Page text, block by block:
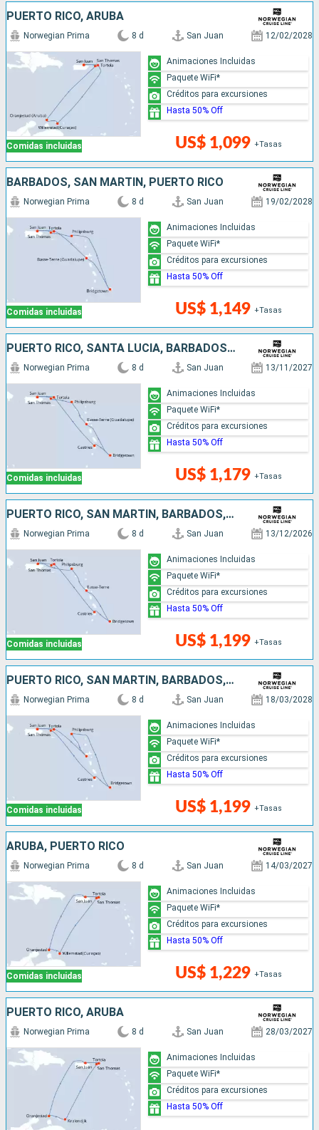
PUERTO RICO, ARUBA
Comidas incluidas
Norwegian Prima 8 d San Juan 12/02/2028
US$ 1,099 +Tasas
Animaciones Incluidas
Paquete WiFi*
Créditos para excursiones
Hasta 50% Off
BARBADOS, SAN MARTÍN, PUERTO RICO
Comidas incluidas
Norwegian Prima 8 d San Juan 19/02/2028
US$ 1,149 +Tasas
Animaciones Incluidas
Paquete WiFi*
Créditos para excursiones
Hasta 50% Off
PUERTO RICO, SANTA LUCIA, BARBADOS, SAN MARTÍN
Comidas incluidas
Norwegian Prima 8 d San Juan 13/11/2027
US$ 1,179 +Tasas
Animaciones Incluidas
Paquete WiFi*
Créditos para excursiones
Hasta 50% Off
PUERTO RICO, SAN MARTÍN, BARBADOS, SANTA LUCIA
Comidas incluidas
Norwegian Prima 8 d San Juan 13/12/2026
US$ 1,199 +Tasas
Animaciones Incluidas
Paquete WiFi*
Créditos para excursiones
Hasta 50% Off
PUERTO RICO, SAN MARTÍN, BARBADOS, SANTA LUCIA
Comidas incluidas
Norwegian Prima 8 d San Juan 18/03/2028
US$ 1,199 +Tasas
Animaciones Incluidas
Paquete WiFi*
Créditos para excursiones
Hasta 50% Off
ARUBA, PUERTO RICO
Comidas incluidas
Norwegian Prima 8 d San Juan 14/03/2027
US$ 1,229 +Tasas
Animaciones Incluidas
Paquete WiFi*
Créditos para excursiones
Hasta 50% Off
PUERTO RICO, ARUBA
Norwegian Prima 8 d San Juan 28/03/2027
Animaciones Incluidas
Paquete WiFi*
Créditos para excursiones
Hasta 50% Off